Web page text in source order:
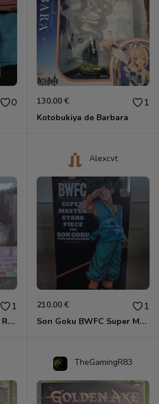
0 130.00 € 1
Kotobukiya de Barbara
1
Evanthe Lazy Afternoon Red Pride of Eden
Alexcvt
210.00 € 1
Son Goku BWFC Super Master Stars
TheGamingR83